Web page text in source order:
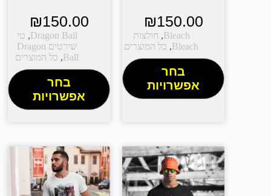
₪150.00
Bleach
, חולצות
Bleach
, כל המוצרים
בחר
אפשרויות
₪150.00
Dragon Ball
, טי
שירטים Dragon
Ball
, כל המוצרים
בחר
אפשרויות